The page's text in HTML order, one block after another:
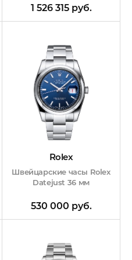
1 526 315 руб.
Rolex
Швейцарские часы Rolex
Datejust 36 мм
530 000 руб.